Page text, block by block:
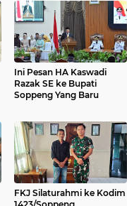
Ini Pesan HA Kaswadi
Razak SE ke Bupati
Soppeng Yang Baru
FKJ Silaturahmi ke Kodim